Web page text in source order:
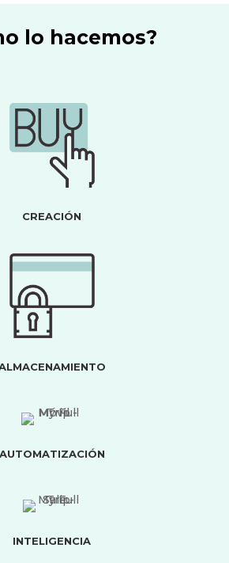
lo hacemos?
CREACIÓN
AUTOMATIZACIÓN
INTELIGENCIA